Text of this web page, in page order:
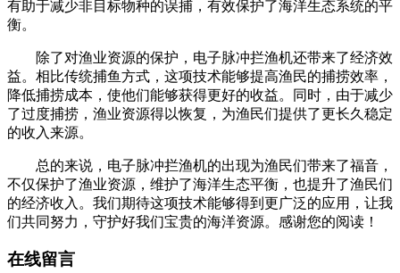
有助于减少非目标物种的误捕，有效保护了海洋生态系统的平
衡。
除了对渔业资源的保护，电子脉冲拦渔机还带来了经济效
益。相比传统捕鱼方式，这项技术能够提高渔民的捕捞效率，
降低捕捞成本，使他们能够获得更好的收益。同时，由于减少
了过度捕捞，渔业资源得以恢复，为渔民们提供了更长久稳定
的收入来源。
总的来说，电子脉冲拦渔机的出现为渔民们带来了福音，
不仅保护了渔业资源，维护了海洋生态平衡，也提升了渔民们
的经济收入。我们期待这项技术能够得到更广泛的应用，让我
们共同努力，守护好我们宝贵的海洋资源。感谢您的阅读！
在线留言